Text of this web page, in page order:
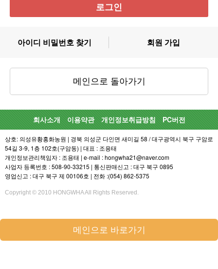
로그인
아이디 비밀번호 찾기 회원 가입
메인으로 돌아가기
회사소개 이용약관 개인정보취급방침 PC버전
상호: 의성유황홍화농원 | 경북 의성군 다인면 새미길 58 / 대구광역시 북구 구암로
54길 3-9, 1층 102호(구암동) | 대표 : 조용태
개인정보관리책임자 : 조용태 | e-mail : hongwha21@naver.com
사업자 등록번호 : 508-90-33215 | 통신판매신고 : 대구 북구 0895
영업신고 : 대구 북구 제 00106호 | 전화 :(054) 862-5375
Copyright © 2010 HONGWHA All Rights Reserved.
메인으로 바로가기